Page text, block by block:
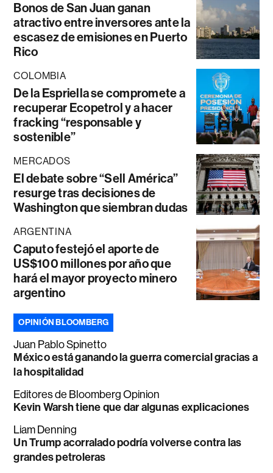
Bonos de San Juan ganan
atractivo entre inversores ante la
escasez de emisiones en Puerto
Rico
COLOMBIA
De la Espriella se compromete a
recuperar Ecopetrol y a hacer
fracking “responsable y
sostenible”
MERCADOS
El debate sobre “Sell América”
resurge tras decisiones de
Washington que siembran dudas
ARGENTINA
Caputo festejó el aporte de
US$100 millones por año que
hará el mayor proyecto minero
argentino
OPINIÓN BLOOMBERG
Juan Pablo Spinetto
México está ganando la guerra comercial gracias a
la hospitalidad
Editores de Bloomberg Opinion
Kevin Warsh tiene que dar algunas explicaciones
Liam Denning
Un Trump acorralado podría volverse contra las
grandes petroleras